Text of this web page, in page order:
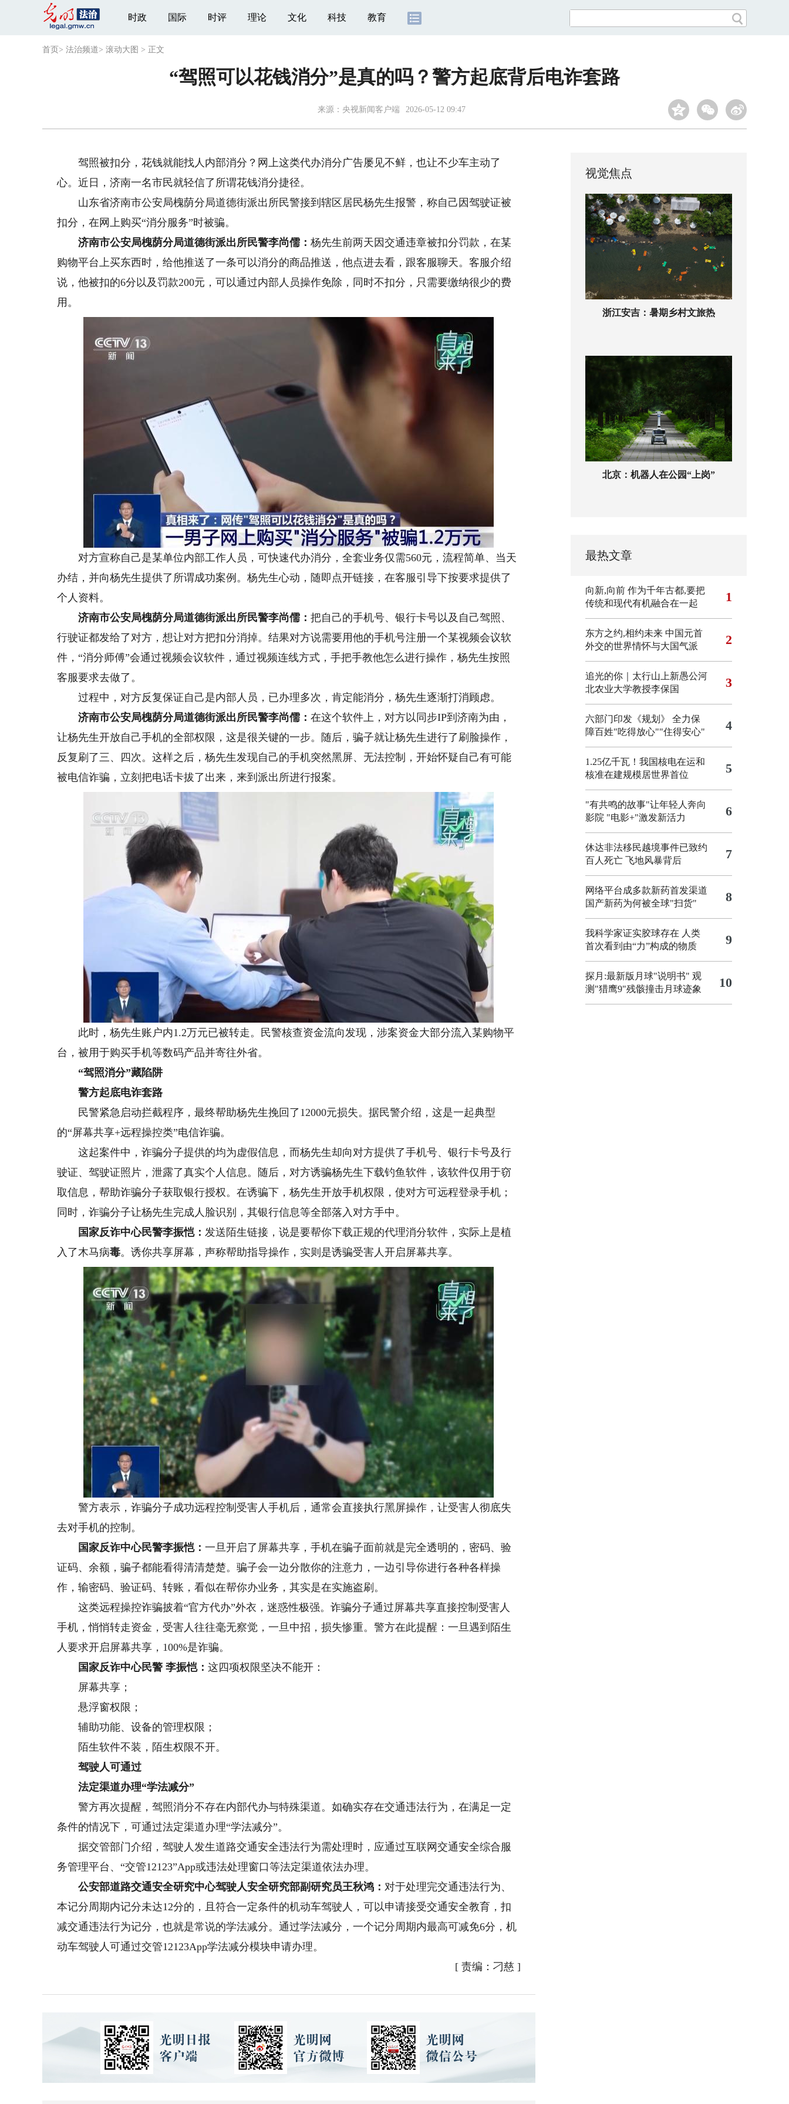
时政 国际 时评 理论 文化 科技 教育
首页 > 法治频道> 滚动大图 > 正文
“驾照可以花钱消分”是真的吗？警方起底背后电诈套路
来源： 央视新闻客户端 2026-05-12 09:47
驾照被扣分，花钱就能找人内部消分？网上这类代办消分广告屡见不鲜，也让不少车主动了
心。近日，济南一名市民就轻信了所谓花钱消分捷径。
山东省济南市公安局槐荫分局道德街派出所民警接到辖区居民杨先生报警，称自己因驾驶证被
扣分，在网上购买“消分服务”时被骗。
济南市公安局槐荫分局道德街派出所民警李尚儒：杨先生前两天因交通违章被扣分罚款，在某
购物平台上买东西时，给他推送了一条可以消分的商品推送，他点进去看，跟客服聊天。客服介绍
说，他被扣的6分以及罚款200元，可以通过内部人员操作免除，同时不扣分，只需要缴纳很少的费
用。
对方宣称自己是某单位内部工作人员，可快速代办消分，全套业务仅需560元，流程简单、当天
办结，并向杨先生提供了所谓成功案例。杨先生心动，随即点开链接，在客服引导下按要求提供了
个人资料。
济南市公安局槐荫分局道德街派出所民警李尚儒：把自己的手机号、银行卡号以及自己驾照、
行驶证都发给了对方，想让对方把扣分消掉。结果对方说需要用他的手机号注册一个某视频会议软
件，“消分师傅”会通过视频会议软件，通过视频连线方式，手把手教他怎么进行操作，杨先生按照
客服要求去做了。
过程中，对方反复保证自己是内部人员，已办理多次，肯定能消分，杨先生逐渐打消顾虑。
济南市公安局槐荫分局道德街派出所民警李尚儒：在这个软件上，对方以同步IP到济南为由，
让杨先生开放自己手机的全部权限，这是很关键的一步。随后，骗子就让杨先生进行了刷脸操作，
反复刷了三、四次。这样之后，杨先生发现自己的手机突然黑屏、无法控制，开始怀疑自己有可能
被电信诈骗，立刻把电话卡拔了出来，来到派出所进行报案。
此时，杨先生账户内1.2万元已被转走。民警核查资金流向发现，涉案资金大部分流入某购物平
台，被用于购买手机等数码产品并寄往外省。
“驾照消分”藏陷阱
警方起底电诈套路
民警紧急启动拦截程序，最终帮助杨先生挽回了12000元损失。据民警介绍，这是一起典型
的“屏幕共享+远程操控类”电信诈骗。
这起案件中，诈骗分子提供的均为虚假信息，而杨先生却向对方提供了手机号、银行卡号及行
驶证、驾驶证照片，泄露了真实个人信息。随后，对方诱骗杨先生下载钓鱼软件，该软件仅用于窃
取信息，帮助诈骗分子获取银行授权。在诱骗下，杨先生开放手机权限，使对方可远程登录手机；
同时，诈骗分子让杨先生完成人脸识别，其银行信息等全部落入对方手中。
国家反诈中心民警李振恺：发送陌生链接，说是要帮你下载正规的代理消分软件，实际上是植
入了木马病毒。诱你共享屏幕，声称帮助指导操作，实则是诱骗受害人开启屏幕共享。
警方表示，诈骗分子成功远程控制受害人手机后，通常会直接执行黑屏操作，让受害人彻底失
去对手机的控制。
国家反诈中心民警李振恺：一旦开启了屏幕共享，手机在骗子面前就是完全透明的，密码、验
证码、余额，骗子都能看得清清楚楚。骗子会一边分散你的注意力，一边引导你进行各种各样操
作，输密码、验证码、转账，看似在帮你办业务，其实是在实施盗刷。
这类远程操控诈骗披着“官方代办”外衣，迷惑性极强。诈骗分子通过屏幕共享直接控制受害人
手机，悄悄转走资金，受害人往往毫无察觉，一旦中招，损失惨重。警方在此提醒：一旦遇到陌生
人要求开启屏幕共享，100%是诈骗。
国家反诈中心民警 李振恺：这四项权限坚决不能开：
屏幕共享；
悬浮窗权限；
辅助功能、设备的管理权限；
陌生软件不装，陌生权限不开。
驾驶人可通过
法定渠道办理“学法减分”
警方再次提醒，驾照消分不存在内部代办与特殊渠道。如确实存在交通违法行为，在满足一定
条件的情况下，可通过法定渠道办理“学法减分”。
据交管部门介绍，驾驶人发生道路交通安全违法行为需处理时，应通过互联网交通安全综合服
务管理平台、“交管12123”App或违法处理窗口等法定渠道依法办理。
公安部道路交通安全研究中心驾驶人安全研究部副研究员王秋鸿：对于处理完交通违法行为、
本记分周期内记分未达12分的，且符合一定条件的机动车驾驶人，可以申请接受交通安全教育，扣
减交通违法行为记分，也就是常说的学法减分。通过学法减分，一个记分周期内最高可减免6分，机
动车驾驶人可通过交管12123App学法减分模块申请办理。
[ 责编：刁慈 ]
视觉焦点
浙江安吉：暑期乡村文旅热
北京：机器人在公园“上岗”
最热文章
向新,向前 作为千年古都,要把
传统和现代有机融合在一起
1
东方之约,相约未来 中国元首
外交的世界情怀与大国气派
2
追光的你｜太行山上新愚公河
北农业大学教授李保国
3
六部门印发《规划》 全力保
障百姓"吃得放心""住得安心"
4
1.25亿千瓦！我国核电在运和
核准在建规模居世界首位
5
"有共鸣的故事"让年轻人奔向
影院 "电影+"激发新活力 6
休达非法移民越境事件已致约
百人死亡 飞地风暴背后 7
网络平台成多款新药首发渠道
国产新药为何被全球"扫货"
8
我科学家证实胶球存在 人类
首次看到由“力”构成的物质
9
探月:最新版月球"说明书" 观
测"猎鹰9"残骸撞击月球迹象
10